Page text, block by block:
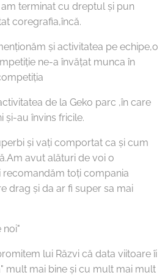
terminat cu dreptul și pun
coregrafia,încă.
și activitatea pe echipe,o
ne-a învățat munca în
de la Geko parc ,în care
și-au învins fricile.
și vați comportat ca și cum
avut alături de voi o
recomandăm toți compania
drag și da ar fi super sa mai
lui Răzvi că data viitoare îi
mult mai bine și cu mult mai mult